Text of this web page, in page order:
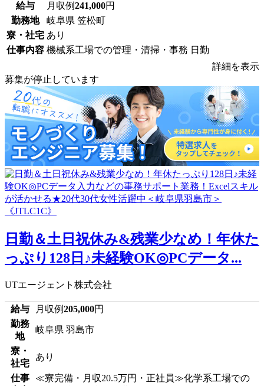
給与 月収例241,000円
勤務地
岐阜県 笠松町
寮・社宅 あり
仕事内容 機械系工場での管理・清掃・事務 日勤
詳細を表示
募集が停止しています
日勤＆土日祝休み&残業少なめ！年休た
っぷり128日♪未経験OK◎PCデータ...
UTエージェント株式会社
給与 月収例205,000円
勤務
地
岐阜県 羽島市
寮・
社宅
あり
仕事
≪寮完備・月収20.5万円・正社員≫化学系工場での